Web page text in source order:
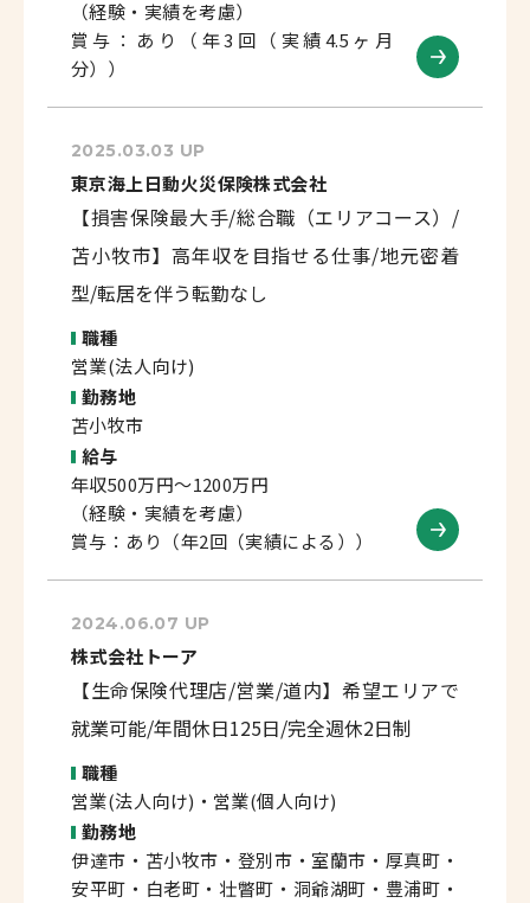
（経験・実績を考慮）
賞与：あり（年3回（実績4.5ヶ月
分））
2025.03.03 UP
東京海上日動火災保険株式会社
【損害保険最大手/総合職（エリアコース）/
苫小牧市】高年収を目指せる仕事/地元密着
型/転居を伴う転勤なし
職種
営業(法人向け)
勤務地
苫小牧市
給与
年収500万円～1200万円
（経験・実績を考慮）
賞与：あり（年2回（実績による））
2024.06.07 UP
株式会社トーア
【生命保険代理店/営業/道内】希望エリアで
就業可能/年間休日125日/完全週休2日制
職種
営業(法人向け)・営業(個人向け)
勤務地
伊達市・苫小牧市・登別市・室蘭市・厚真町・
安平町・白老町・壮瞥町・洞爺湖町・豊浦町・